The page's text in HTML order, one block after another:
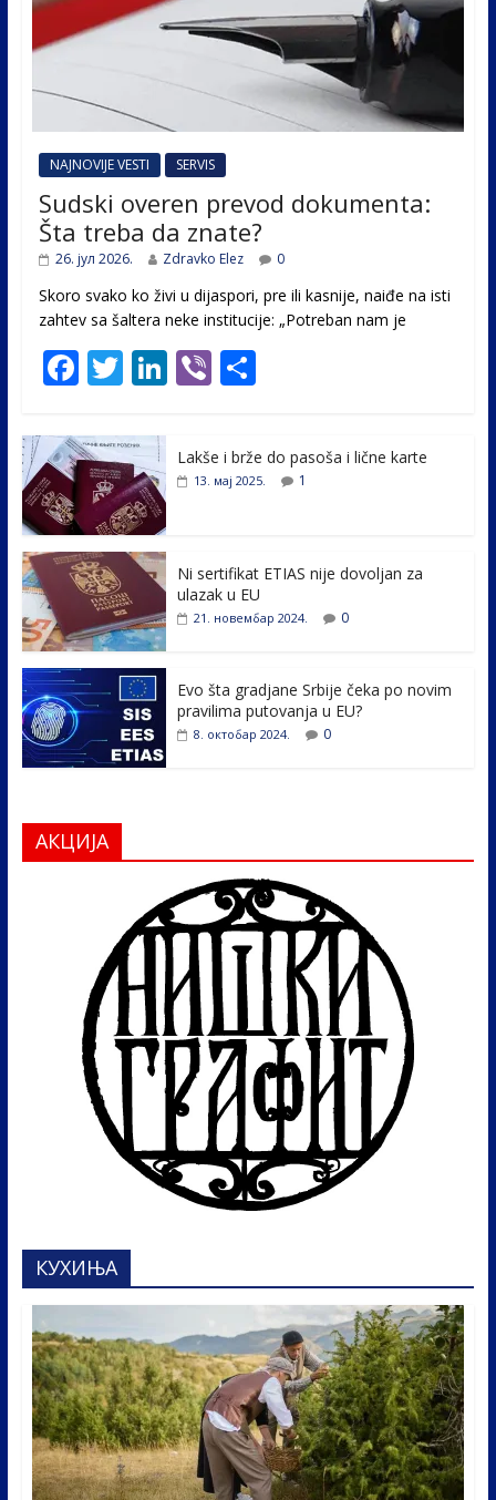
NAJNOVIJE VESTI SERVIS
Sudski overen prevod dokumenta:
Šta treba da znate?
26. јул 2026. Zdravko Elez 0
Skoro svako ko živi u dijaspori, pre ili kasnije, naiđe na isti
zahtev sa šaltera neke institucije: „Potreban nam je
F
e
b
o
o
k
T
itt
er
Li
e
Vi
er
S
ar
e
Lakše i brže do pasoša i lične karte
13. мај 2025. 1
Ni sertifikat ETIAS nije dovoljan za
ulazak u EU
21. новембар 2024. 0
Evo šta gradjane Srbije čeka po novim
pravilima putovanja u EU?
8. октобар 2024. 0
АКЦИЈА
КУХИЊА